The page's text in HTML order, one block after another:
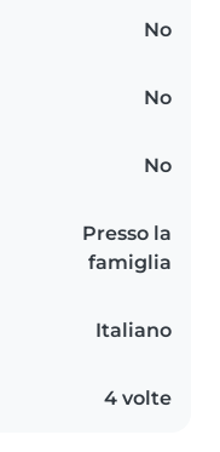
No
No
No
Presso la
famiglia
Italiano
4 volte